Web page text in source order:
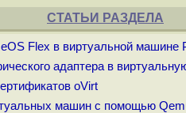
СТАТЬИ РАЗДЕЛА
Flex в виртуальной машине
адаптера в
oVirt
машин с помощью